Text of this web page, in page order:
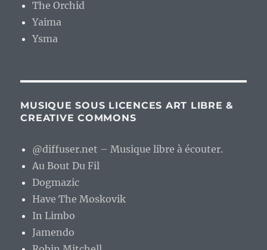
The Orchid
Yaima
Ysma
MUSIQUE SOUS LICENCES ART LIBRE &
CREATIVE COMMONS
@diffuser.net – Musique libre à écouter.
Au Bout Du Fil
Dogmazic
Have The Moskovik
In Limbo
Jamendo